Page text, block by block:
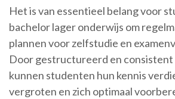
Het is van essentieel belang voor
bachelor lager onderwijs om
plannen voor zelfstudie en
Door gestructureerd en
kunnen studenten hun kennis
vergroten en zich optimaal